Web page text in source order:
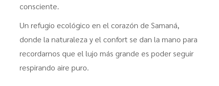
consciente.
Un refugio ecológico en el corazón de Samaná,
donde la naturaleza y el confort se dan la mano para
recordarnos que el lujo más grande es poder seguir
respirando aire puro.